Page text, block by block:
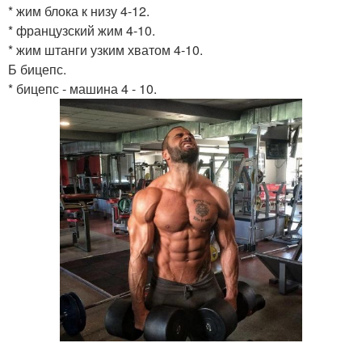
* жим блока к низу 4-12.
* французский жим 4-10.
* жим штанги узким хватом 4-10.
Б бицепс.
* бицепс - машина 4 - 10.